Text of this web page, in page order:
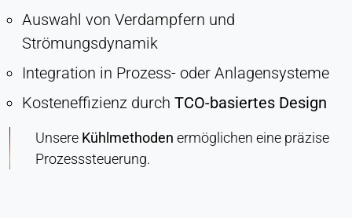
Auswahl von Verdampfern und
Strömungsdynamik
Integration in Prozess- oder Anlagensysteme
Kosteneffizienz durch TCO-basiertes Design
Unsere Kühlmethoden ermöglichen eine präzise
Prozesssteuerung.